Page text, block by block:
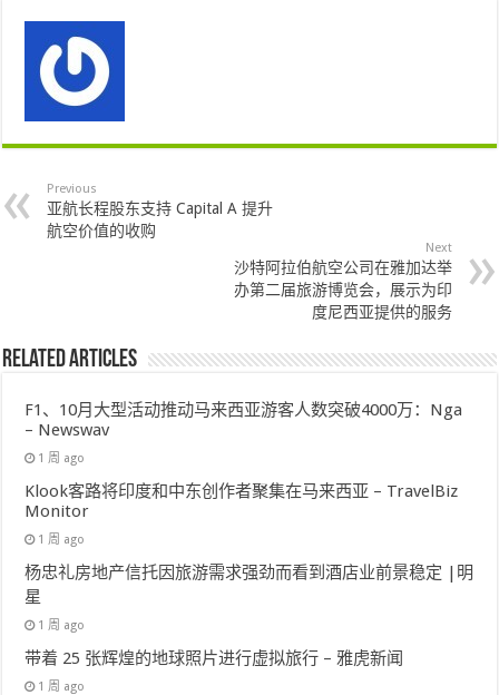
Previous
亚航长程股东支持 Capital A 提升
航空价值的收购
Next
沙特阿拉伯航空公司在雅加达举
办第二届旅游博览会，展示为印
度尼西亚提供的服务
Related Articles
F1、10月大型活动推动马来西亚游客人数突破4000万：Nga
– Newswav
1 周 ago
Klook客路将印度和中东创作者聚集在马来西亚 – TravelBiz
Monitor
1 周 ago
杨忠礼房地产信托因旅游需求强劲而看到酒店业前景稳定 |明
星
1 周 ago
带着 25 张辉煌的地球照片进行虚拟旅行 – 雅虎新闻
1 周 ago